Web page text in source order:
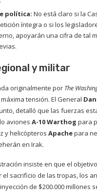
política: No está claro si la
íntegra o si los
apoyarán una cifra de tal
y militar
originalmente por The
tensión. El General
detalló que las fuerzas
aviones A-10 Warthog para
y helicópteros Apachepara
en Irak.
insiste en que el
el sacrificio de las tropas, los
de $200.000 millones